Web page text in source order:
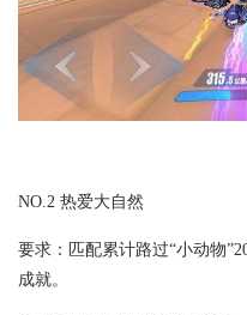
NO.2 热爱大自然
要求：匹配累计路过“小动物
成就。